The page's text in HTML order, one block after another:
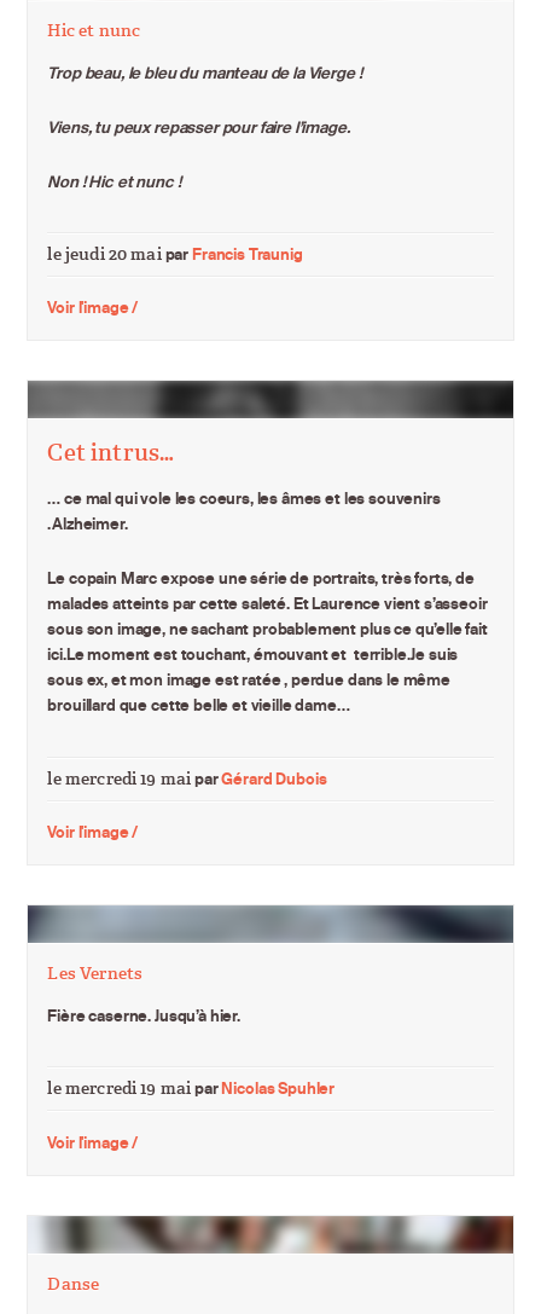
Hic et nunc
Trop beau, le bleu du manteau de la Vierge !
Viens, tu peux repasser pour faire l’image.
Non ! Hic et nunc !
le jeudi 20 mai parFrancis Traunig
Voir l'image /
Cet intrus…
… ce mal qui vole les coeurs, les âmes et les souvenirs
.Alzheimer.
Le copain Marc expose une série de portraits, très forts, de
malades atteints par cette saleté. Et Laurence vient s’asseoir
sous son image, ne sachant probablement plus ce qu’elle fait
ici.Le moment est touchant, émouvant et terrible.Je suis
sous ex, et mon image est ratée , perdue dans le même
brouillard que cette belle et vieille dame…
le mercredi 19 maiparGérard Dubois
Voir l'image /
Les Vernets
Fière caserne. Jusqu’à hier.
le mercredi 19 maiparNicolas Spuhler
Voir l'image /
Danse